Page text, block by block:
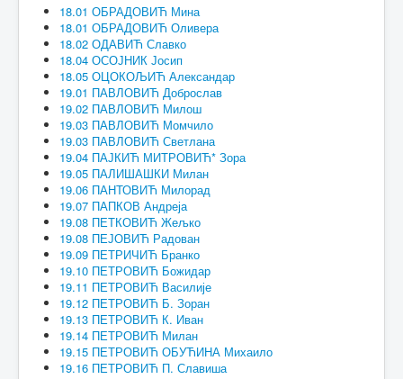
18.01 ОБРАДОВИЋ Мина
18.01 ОБРАДОВИЋ Оливера
18.02 ОДАВИЋ Славко
18.04 ОСОЈНИК Јосип
18.05 ОЦОКОЉИЋ Александар
19.01 ПАВЛОВИЋ Доброслав
19.02 ПАВЛОВИЋ Милош
19.03 ПАВЛОВИЋ Момчило
19.03 ПАВЛОВИЋ Светлана
19.04 ПАЈКИЋ МИТРОВИЋ* Зора
19.05 ПАЛИШАШКИ Милан
19.06 ПАНТОВИЋ Милорад
19.07 ПАПКОВ Андреја
19.08 ПЕТКОВИЋ Жељко
19.08 ПЕЈОВИЋ Радован
19.09 ПЕТРИЧИЋ Бранко
19.10 ПЕТРОВИЋ Божидар
19.11 ПЕТРОВИЋ Василије
19.12 ПЕТРОВИЋ Б. Зоран
19.13 ПЕТРОВИЋ К. Иван
19.14 ПЕТРОВИЋ Милан
19.15 ПЕТРОВИЋ ОБУЋИНА Михаило
19.16 ПЕТРОВИЋ П. Славиша